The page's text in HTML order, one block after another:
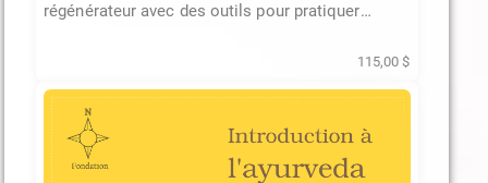
régénérateur avec des outils pour pratiquer
115,00 $